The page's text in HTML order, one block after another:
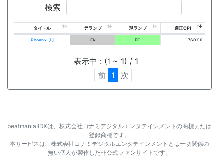
検索
タイトル 元ランプ 現ランプ 適正CPI
Phoenix [L] FA EC 1760.08
表示中 : (1 ~ 1) / 1
前
1 次
beatmaniaⅡDXは、株式会社コナミデジタルエンタテインメントの商標または
登録商標です。
本サービスは、株式会社コナミデジタルエンタテインメントとは一切関係の
無い個人が製作した非公式ファンサイトです。